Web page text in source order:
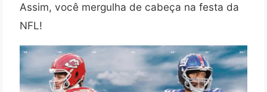
Assim, você mergulha de cabeça na festa da
NFL!